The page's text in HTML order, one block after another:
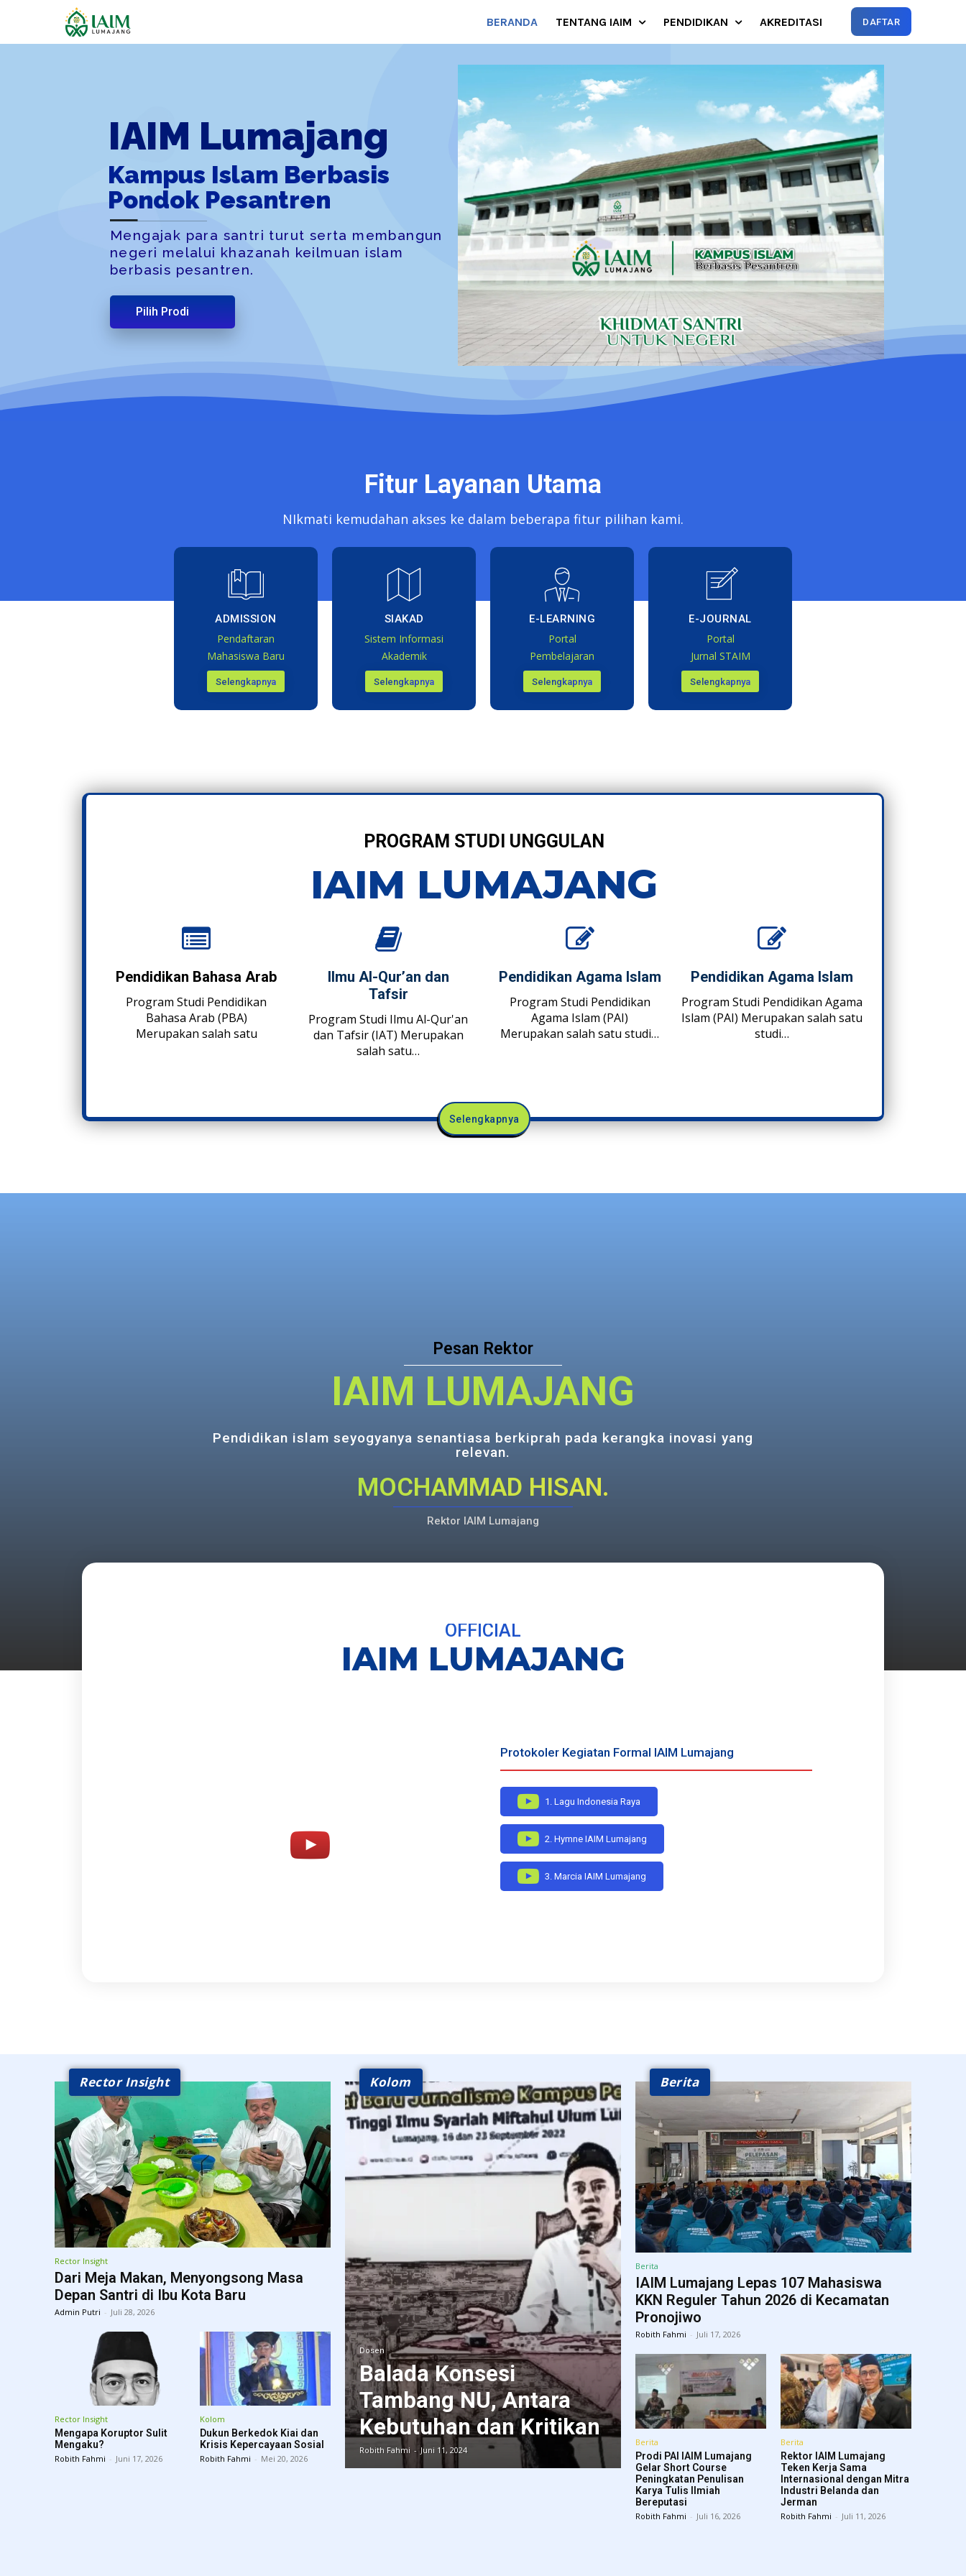
BERANDA TENTANG IAIM PENDIDIKAN AKREDITASI DAFTAR
Untuk Negeri
Mempersiapkan santri berperan aktif
bangun kemajuan negeri lewat pendidikan
Perguruan Tinggi berkualitas.
Khidmat Santri
Fitur Layanan Utama
NIkmati kemudahan akses ke dalam beberapa fitur pilihan kami.
ADMISSION
Pendaftaran
Mahasiswa Baru
Selengkapnya
SIAKAD
Sistem Informasi
Akademik
Selengkapnya
E-LEARNING
Portal
Pembelajaran
Selengkapnya
E-JOURNAL
Portal
Jurnal STAIM
Selengkapnya
PROGRAM STUDI UNGGULAN
IAIM LUMAJANG
Pendidikan Bahasa Arab
Program Studi Pendidikan
Bahasa Arab (PBA)
Merupakan salah satu
Ilmu Al-Qur’an dan
Tafsir
Program Studi Ilmu Al-Qur'an
dan Tafsir (IAT) Merupakan
salah satu…
Pendidikan Agama Islam
Program Studi Pendidikan
Agama Islam (PAI)
Merupakan salah satu studi…
Pendidikan Agama Islam
Program Studi Pendidikan Agama
Islam (PAI) Merupakan salah satu
studi…
Selengkapnya
Pesan Rektor
IAIM LUMAJANG
Pendidikan islam seyogyanya senantiasa berkiprah pada kerangka inovasi yang
relevan.
MOCHAMMAD HISAN.
Rektor IAIM Lumajang
OFFICIAL
IAIM LUMAJANG
Protokoler Kegiatan Formal IAIM Lumajang
1. Lagu Indonesia Raya
2. Hymne IAIM Lumajang
3. Marcia IAIM Lumajang
Rector Insight
Rector Insight
Dari Meja Makan, Menyongsong Masa
Depan Santri di Ibu Kota Baru
Admin Putri - Juli 28, 2026
Rector Insight
Mengapa Koruptor Sulit
Mengaku?
Robith Fahmi - Juni 17, 2026
Kolom
Dukun Berkedok Kiai dan
Krisis Kepercayaan Sosial
Robith Fahmi - Mei 20, 2026
Kolom
Dosen
Balada Konsesi
Tambang NU, Antara
Kebutuhan dan Kritikan
Robith Fahmi - Juni 11, 2024
Berita
Berita
IAIM Lumajang Lepas 107 Mahasiswa
KKN Reguler Tahun 2026 di Kecamatan
Pronojiwo
Robith Fahmi - Juli 17, 2026
Berita
Prodi PAI IAIM Lumajang
Gelar Short Course
Peningkatan Penulisan
Karya Tulis Ilmiah
Bereputasi
Robith Fahmi - Juli 16, 2026
Berita
Rektor IAIM Lumajang
Teken Kerja Sama
Internasional dengan Mitra
Industri Belanda dan
Jerman
Robith Fahmi - Juli 11, 2026